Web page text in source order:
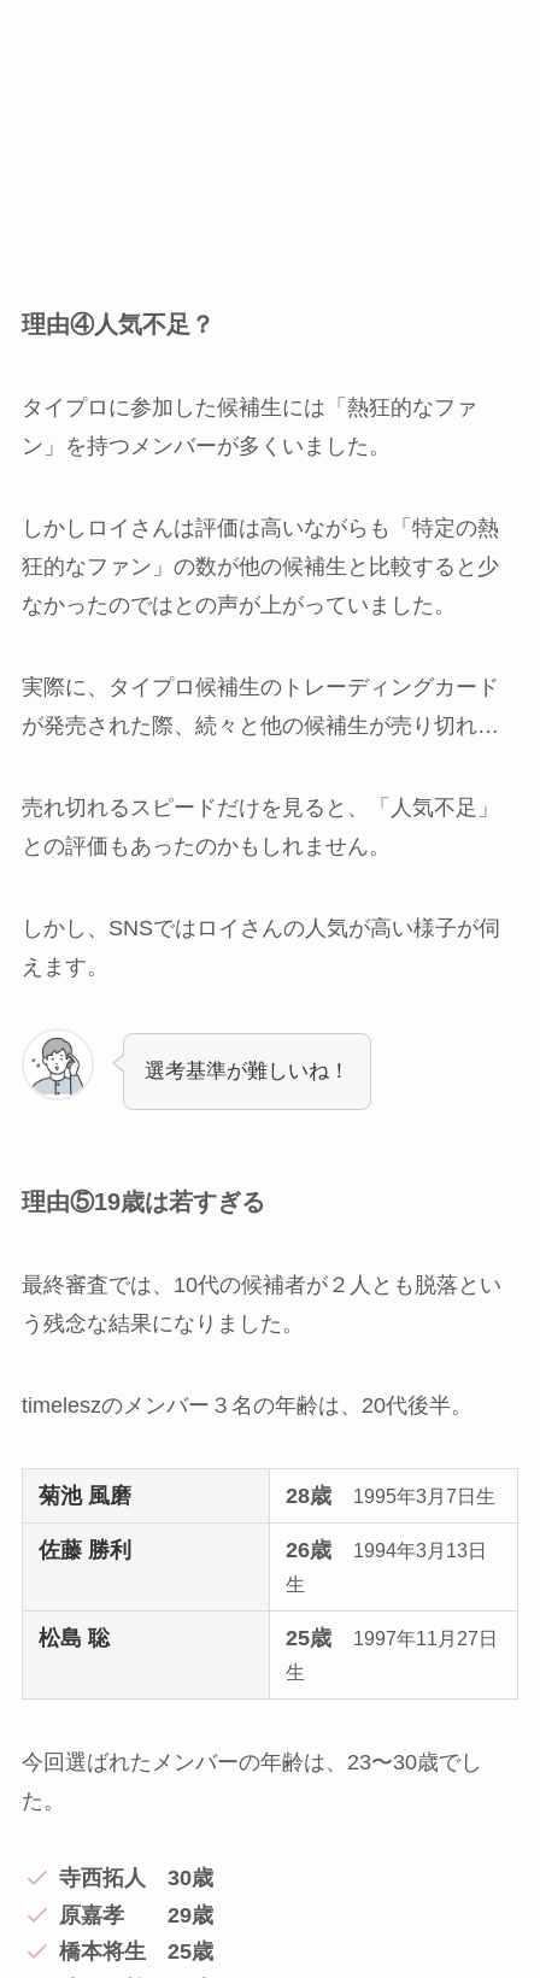
理由④人気不足？
タイプロに参加した候補生には「熱狂的なファ
ン」を持つメンバーが多くいました。
しかしロイさんは評価は高いながらも「特定の熱
狂的なファン」の数が他の候補生と比較すると少
なかったのではとの声が上がっていました。
実際に、タイプロ候補生のトレーディングカード
が発売された際、続々と他の候補生が売り切れ…
売れ切れるスピードだけを見ると、「人気不足」
との評価もあったのかもしれません。
しかし、SNSではロイさんの人気が高い様子が伺
えます。
選考基準が難しいね！
理由⑤19歳は若すぎる
最終審査では、10代の候補者が２人とも脱落とい
う残念な結果になりました。
timeleszのメンバー３名の年齢は、20代後半。
菊池 風磨 28歳 1995年3月7日生
佐藤 勝利 26歳
1994年3月13日
生
松島 聡 25歳
1997年11月27日
生
今回選ばれたメンバーの年齢は、23〜30歳でし
た。
寺西拓人 30歳
原嘉孝 29歳
橋本将生 25歳